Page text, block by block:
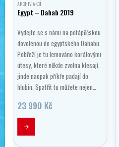
ARCHIV AKCÍ
Egypt – Dahab 2019
Vydejte se s námi na potápěčskou
dovolenou do egyptského Dahabu.
Pobřeží je tu lemováno korálovými
útesy, které někde zvolna klesají,
jinde naopak příkře padají do
hlubin. Spatřit tu můžete nejen…
23 990 Kč